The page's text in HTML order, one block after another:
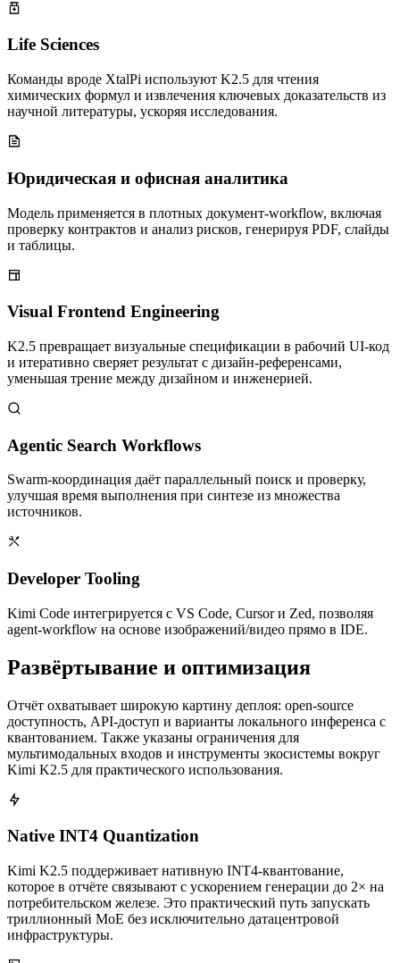
Life Sciences
Команды вроде XtalPi используют K2.5 для чтения
химических формул и извлечения ключевых доказательств из
научной литературы, ускоряя исследования.
Юридическая и офисная аналитика
Модель применяется в плотных документ‑workflow, включая
проверку контрактов и анализ рисков, генерируя PDF, слайды
и таблицы.
Visual Frontend Engineering
K2.5 превращает визуальные спецификации в рабочий UI‑код
и итеративно сверяет результат с дизайн‑референсами,
уменьшая трение между дизайном и инженерией.
Agentic Search Workflows
Swarm‑координация даёт параллельный поиск и проверку,
улучшая время выполнения при синтезе из множества
источников.
Developer Tooling
Kimi Code интегрируется с VS Code, Cursor и Zed, позволяя
agent‑workflow на основе изображений/видео прямо в IDE.
Развёртывание и оптимизация
Отчёт охватывает широкую картину деплоя: open‑source
доступность, API‑доступ и варианты локального инференса с
квантованием. Также указаны ограничения для
мультимодальных входов и инструменты экосистемы вокруг
Kimi K2.5 для практического использования.
Native INT4 Quantization
Kimi K2.5 поддерживает нативную INT4‑квантование,
которое в отчёте связывают с ускорением генерации до 2× на
потребительском железе. Это практический путь запускать
триллионный MoE без исключительно датацентровой
инфраструктуры.